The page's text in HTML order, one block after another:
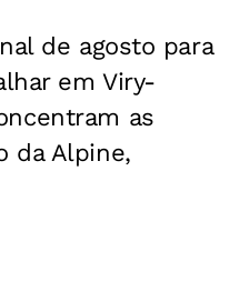
de agosto para
em Viry-
as
da Alpine,